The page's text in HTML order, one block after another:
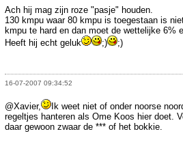
Ach hij mag zijn roze "pasje" houden.
130 kmpu waar 80 kmpu is toegestaan is
kmpu te hard en dan moet de wettelijke 6%
Heeft hij echt geluk
;) ;)
16-07-2007 09:34:52
@Xavier,
Ik weet niet of onder noorse
regeltjes hanteren als Ome Koos hier doet.
daar gewoon zwaar de *** of het bokkie.